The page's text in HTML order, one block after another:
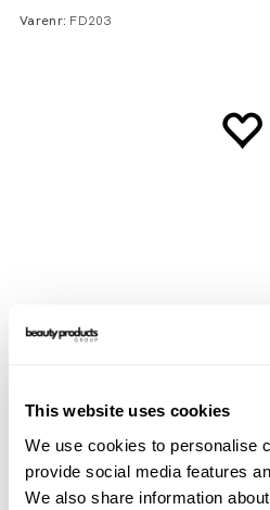
This website uses cookies
We use cookies to personalise
provide social media features
We also share information
Varenr: FD203
Beskrivelse
rustfritt stål.
OBS! Fabrikknye instrumenter